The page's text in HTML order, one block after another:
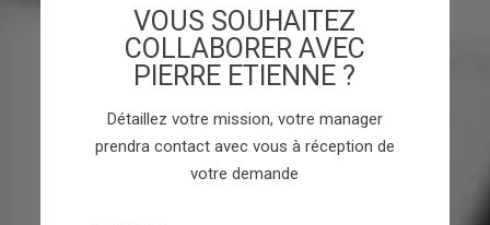
VOUS SOUHAITEZ
COLLABORER AVEC
PIERRE ETIENNE ?
Détaillez votre mission, votre manager
prendra contact avec vous à réception de
votre demande